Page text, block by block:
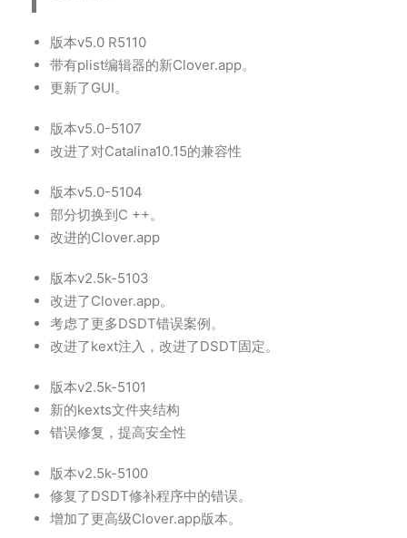
版本v5.0 R5110
带有plist编辑器的新Clover.app。
更新了GUI。
版本v5.0-5107
改进了对Catalina10.15的兼容性
版本v5.0-5104
部分切换到C ++。
改进的Clover.app
版本v2.5k-5103
改进了Clover.app。
考虑了更多DSDT错误案例。
改进了kext注入，改进了DSDT固定。
版本v2.5k-5101
新的kexts文件夹结构
错误修复，提高安全性
版本v2.5k-5100
修复了DSDT修补程序中的错误。
增加了更高级Clover.app版本。